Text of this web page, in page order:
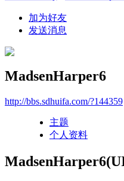
加为好友
发送消息
MadsenHarper6
http://bbs.sdhuifa.com/?144359
主题
个人资料
MadsenHarper6